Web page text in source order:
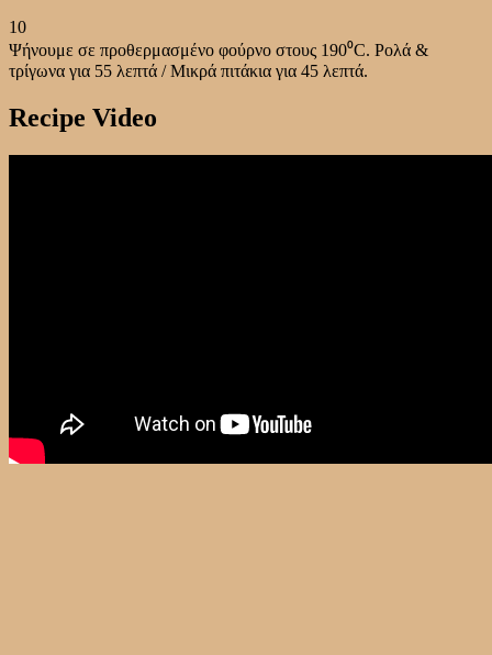
10
Ψήνουμε σε προθερμασμένο φούρνο στους 190⁰C. Ρολά &
τρίγωνα για 55 λεπτά / Μικρά πιτάκια για 45 λεπτά.
Recipe Video